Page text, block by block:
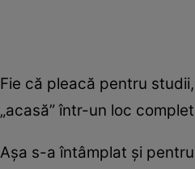
Fie că pleacă pentru
„acasă” într-un loc
Așa s-a întâmplat și